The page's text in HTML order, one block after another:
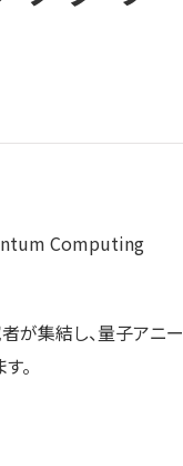
Computing
が集結し、量子アニー
。